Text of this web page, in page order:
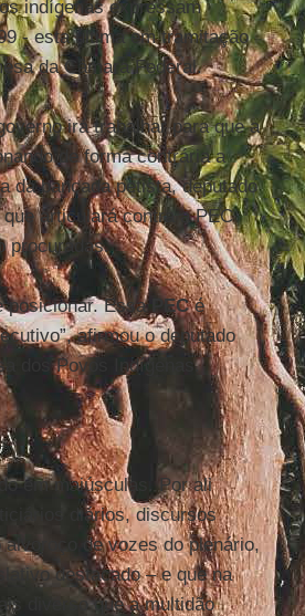
indígenas expressam
- esta última em tramitação
da Câmara Federal.
irá trabalhar para que a
de forma contrária a
da bancada petista, deputado
articulará contra a PEC
procuradas.
posicionar. Essa PECé
afirmou o deputado
dos Povos Indígenas.
em maiúsculas. Por ali
diários, discursos
de vozes do plenário,
destacado – e que na
diverso que a multidão